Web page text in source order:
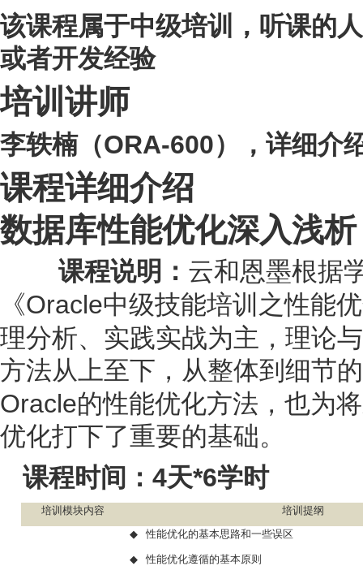
该课程属于中级培训，听课的
或者开发经验
培训讲师
李轶楠（ORA-600），详细介
课程详细介绍
数据库性能优化深入浅析
课程说明： 云和恩墨根据
《Oracle中级技能培训之性能
理分析、实践实战为主，理论
方法从上至下，从整体到细节
Oracle的性能优化方法，也为
优化打下了重要的基础。
课程时间： 4天*6学时
培训模块内容 培训提纲
◆ 性能优化的基本思路和一些误区
◆ 性能优化遵循的基本原则